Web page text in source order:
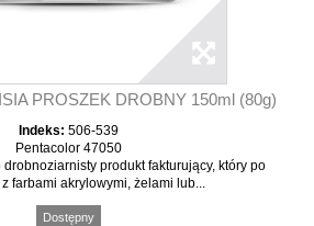
PROSZEK DROBNY 150ml (80g)
Indeks: 506-539
Pentacolor 47050
drobnoziarnisty produkt fakturujący, który po
farbami akrylowymi, żelami lub...
Dostępny